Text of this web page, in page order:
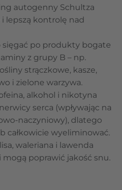
autogenny Schultza
lepszą kontrolę nad
sięgać po produkty bogate
z grupy B – np.
strączkowe, kasze,
i zielone warzywa.
alkohol i nikotyna
serca (wpływając na
naczyniowy), dlatego
całkowicie wyeliminować.
waleriana i lawenda
mogą poprawić jakość snu.